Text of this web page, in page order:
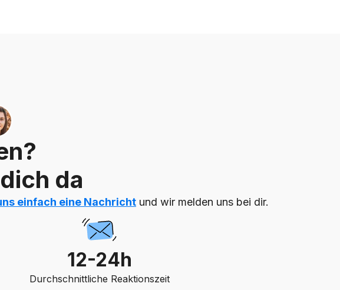
da
einfach eine Nachricht und wir melden uns bei dir.
12-24h
Durchschnittliche Reaktionszeit